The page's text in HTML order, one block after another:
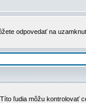
odpovedať na
ľudia môžu